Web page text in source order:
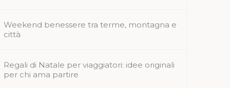
Weekend benessere tra terme, montagna e
città
Regali di Natale per viaggiatori: idee originali
per chi ama partire